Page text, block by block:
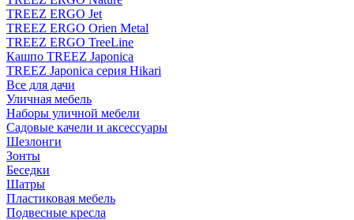
TREEZ ERGO Jet
TREEZ ERGO Orien Metal
TREEZ ERGO TreeLine
Кашпо TREEZ Japonica
TREEZ Japonica серия Hikari
Все для дачи
Уличная мебель
Наборы уличной мебели
Садовые качели и аксессуары
Шезлонги
Зонты
Беседки
Шатры
Пластиковая мебель
Подвесные кресла